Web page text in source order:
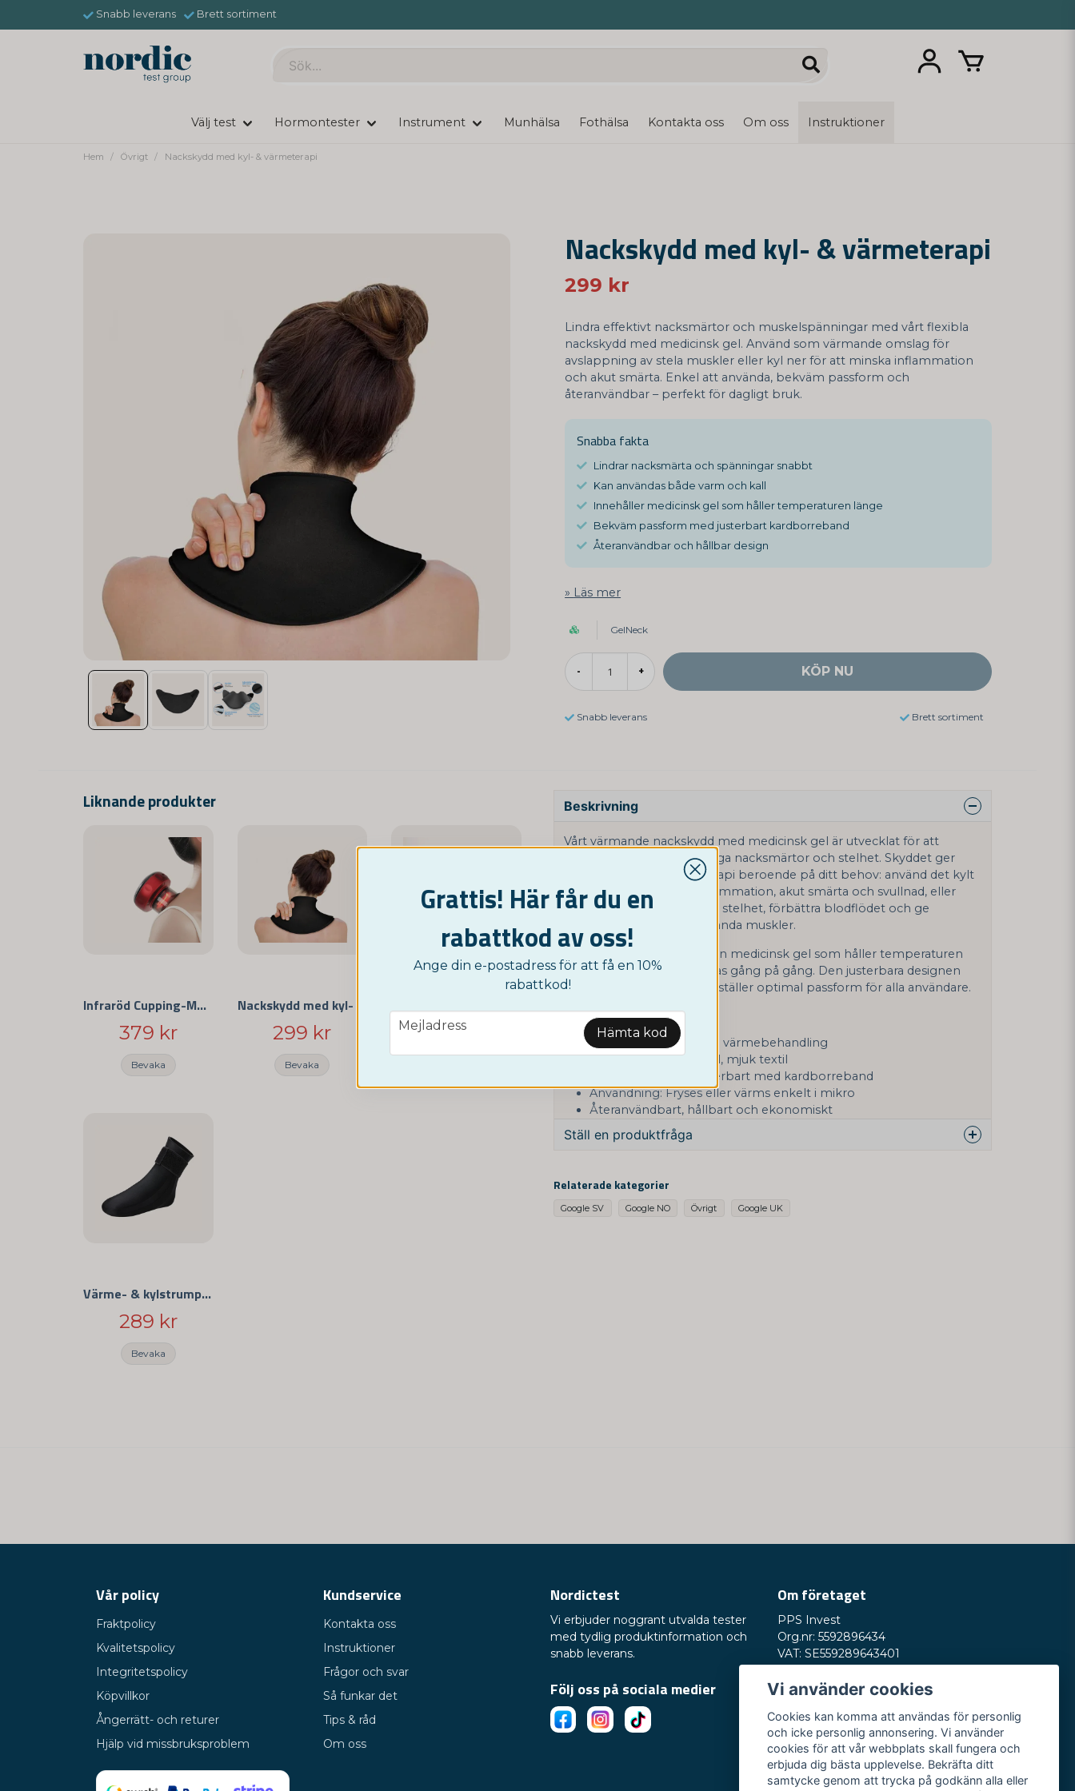
Snabb leverans Brett sortiment
Välj test Hormontester Instrument Munhälsa Fothälsa Kontakta oss Om oss Instruktioner
Hem Övrigt Nackskydd med kyl- & värmeterapi
Nackskydd med kyl- & värmeterapi
299 kr
Lindra effektivt nacksmärtor och muskelspänningar med vårt flexibla
nackskydd med medicinsk gel. Använd som värmande omslag för
avslappning av stela muskler eller kyl ner för att minska inflammation
och akut smärta. Enkel att använda, bekväm passform och
återanvändbar – perfekt för dagligt bruk.
Snabba fakta
Lindrar nacksmärta och spänningar snabbt
Kan användas både varm och kall
Innehåller medicinsk gel som håller temperaturen länge
Bekväm passform med justerbart kardborreband
Återanvändbar och hållbar design
Läs mer
GelNeck
- + KÖP NU
Snabb leverans Brett sortiment
Liknande produkter
Infraröd Cupping-Massage
379 kr
Bevaka
299 kr
Bevaka
349 kr
Värme- & kylstrumpa med medicinsk gel
289 kr
Bevaka
Beskrivning
Vårt värmande nackskydd med medicinsk gel är utvecklat för att
snabbt lindra och förebygga nacksmärtor och stelhet. Skyddet ger
effektiv kyl- eller värmeterapi beroende på ditt behov: använd det kylt
för att snabbt minska inflammation, akut smärta och svullnad, eller
värmt för att lindra kronisk stelhet, förbättra blodflödet och ge
behaglig avslappning i spända muskler.
Nackskyddet är fyllt med en medicinsk gel som håller temperaturen
länge och kan återanvändas gång på gång. Den justerbara designen
med kardborreband säkerställer optimal passform för alla användare.
Specifikationer:
Terapiformer: Kyl- och värmebehandling
Material: Medicinsk gel, mjuk textil
Storlek: One size, justerbart med kardborreband
Användning: Fryses eller värms enkelt i mikro
Återanvändbart, hållbart och ekonomiskt
Ställ en produktfråga
Fråga oss något om denna produkten...
Relaterade kategorier
Google SV Google NO Övrigt Google UK
Grattis! Här får du en
rabattkod av oss!
Ange din e-postadress för att få en 10%
rabattkod!
email
Mejladress Hämta kod
Vår policy
Fraktpolicy
Kvalitetspolicy
Integritetspolicy
Köpvillkor
Ångerrätt- och returer
Hjälp vid missbruksproblem
Kundservice
Kontakta oss
Instruktioner
Frågor och svar
Så funkar det
Tips & råd
Om oss
Nordictest
Vi erbjuder noggrant utvalda tester
med tydlig produktinformation och
snabb leverans.
Följ oss på sociala medier
Om företaget
PPS Invest
Org.nr: 5592896434
VAT: SE559289643401
245 33 Staffanstorp
Öppettider:
Mån-fre kl. 10-17
Vi använder cookies
Cookies kan komma att användas för personlig
och icke personlig annonsering. Vi använder
cookies för att vår webbplats skall fungera och
erbjuda dig bästa upplevelse. Bekräfta ditt
samtycke genom att trycka på godkänn alla eller